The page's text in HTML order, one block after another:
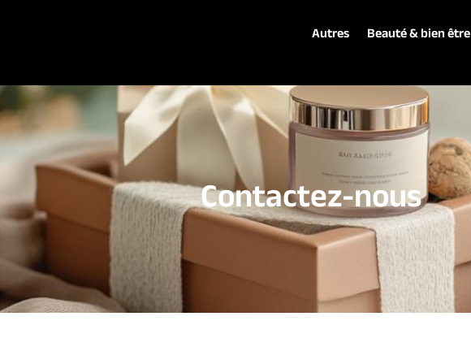
Autres Beauté & bien être
Contactez-nous